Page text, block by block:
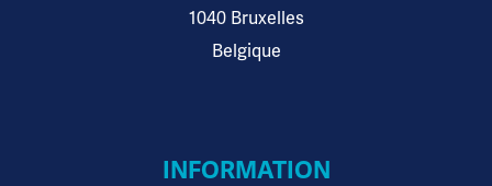
1040 Bruxelles
Belgique
INFORMATION